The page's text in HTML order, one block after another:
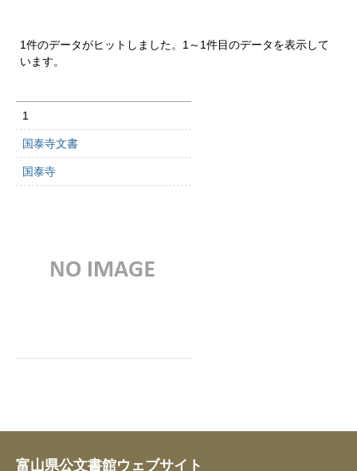
1件のデータがヒットしました。1～1件目のデータを表示して
います。
1
国泰寺文書
国泰寺
富山県公文書館ウェブサイト